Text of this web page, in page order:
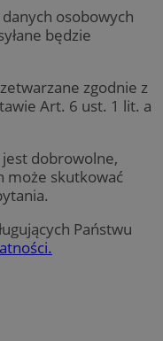
osobowych
będzie
zgodnie z
Art. 6 ust. 1 lit. a
dobrowolne,
może skutkować
Państwu